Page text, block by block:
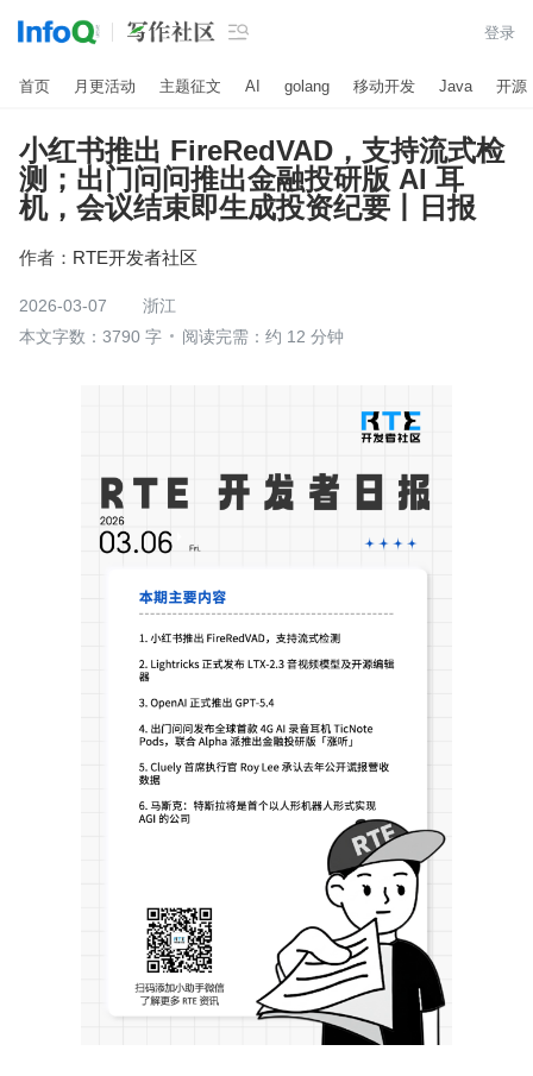
 登录
首页 月更活动 主题征文 AI golang 移动开发 Java 开源
小红书推出 FireRedVAD，支持流式检
测；出门问问推出金融投研版 AI 耳
机，会议结束即生成投资纪要丨日报
作者： RTE开发者社区
2026-03-07
浙江
本文字数：3790 字
阅读完需：约 12 分钟